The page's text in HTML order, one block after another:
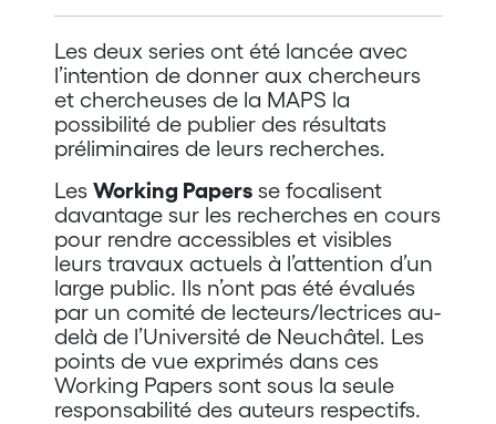
Les deux series ont été lancée avec
l’intention de donner aux chercheurs
et chercheuses de la MAPS la
possibilité de publier des résultats
préliminaires de leurs recherches.
Les Working Papersse focalisent
davantage sur les recherches en cours
pour rendre accessibles et visibles
leurs travaux actuels à l’attention d’un
large public. Ils n’ont pas été évalués
par un comité de lecteurs/lectrices au-
delà de l’Université de Neuchâtel. Les
points de vue exprimés dans ces
Working Papers sont sous la seule
responsabilité des auteurs respectifs.